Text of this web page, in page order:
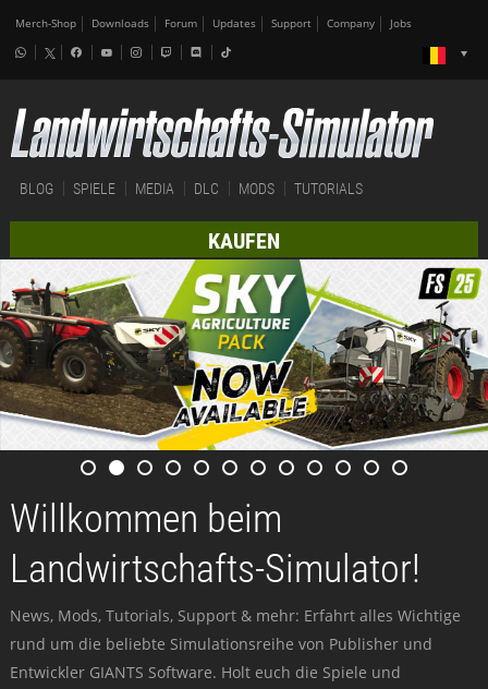
Merch-Shop Downloads Forum Updates Support Company Jobs
BLOG SPIELE MEDIA DLC MODS TUTORIALS
KAUFEN
Willkommen beim
Landwirtschafts-Simulator!
News, Mods, Tutorials, Support & mehr: Erfahrt alles Wichtige
rund um die beliebte Simulationsreihe von Publisher und
Entwickler GIANTS Software. Holt euch die Spiele und